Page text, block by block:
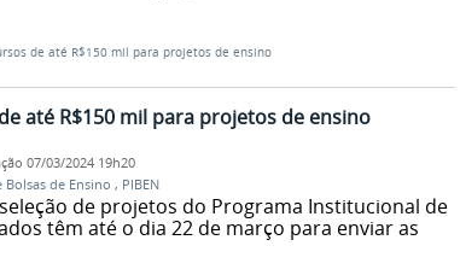
de até R$150 mil para projetos de ensino
até R$150 mil para projetos de ensino
07/03/2024 19h20
de Ensino , PIBEN
de projetos do Programa Institucional de
têm até o dia 22 de março para enviar as